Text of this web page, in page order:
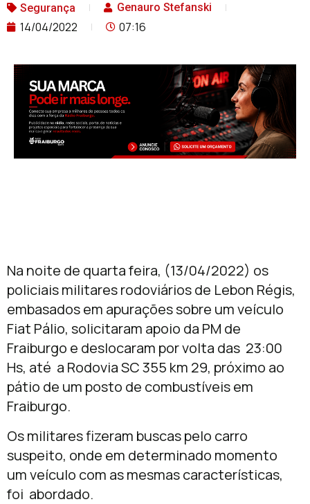
Segurança Genauro Stefanski
14/04/2022 07:16
Na noite de quarta feira, (13/04/2022) os
policiais militares rodoviários de Lebon Régis,
embasados em apurações sobre um veículo
Fiat Pálio, solicitaram apoio da PM de
Fraiburgo e deslocaram por volta das 23:00
Hs, até a Rodovia SC 355 km 29, próximo ao
pátio de um posto de combustíveis em
Fraiburgo.
Os militares fizeram buscas pelo carro
suspeito, onde em determinado momento
um veículo com as mesmas características,
foi abordado.